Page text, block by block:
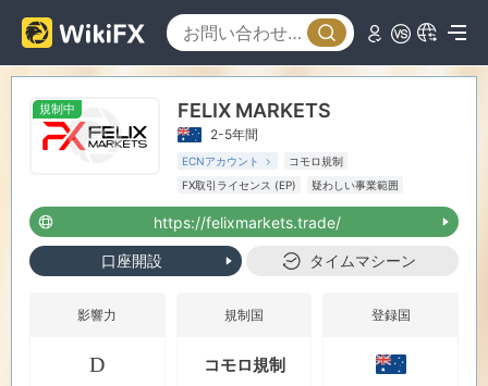
規制中 FELIX MARKETS
2-5年間
ECNアカウント
コモロ規制
FX取引ライセンス (EP)
疑わしい事業範囲
中リスク
オフショア規制
https://felixmarkets.trade/
口座開設 タイムマシーン
影響力
D
規制国
コモロ規制
登録国
0
1
2
3
2
3
4
5